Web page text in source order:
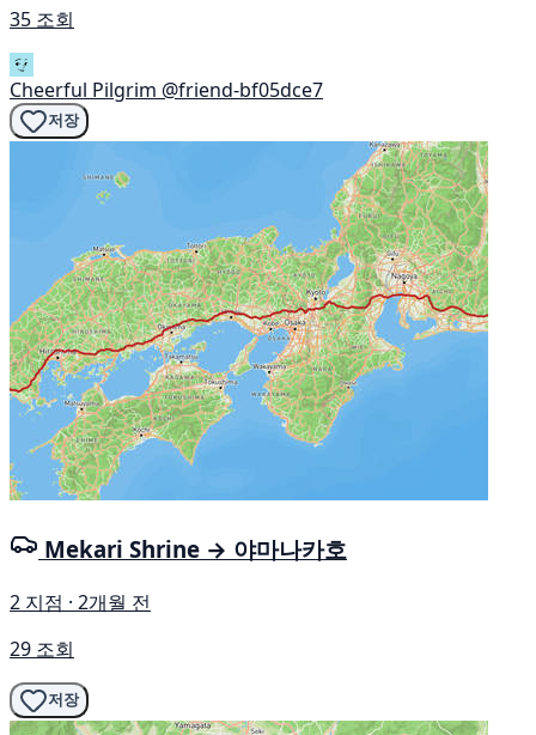
35 조회
Cheerful Pilgrim @friend-bf05dce7
저장
Mekari Shrine → 야마나카호
2 지점 · 2개월 전
29 조회
저장